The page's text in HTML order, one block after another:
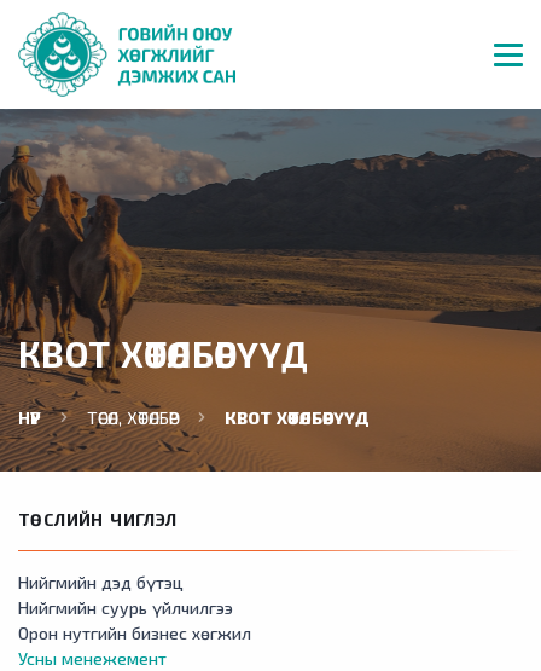
КВОТ ХӨТӨЛБӨРҮҮД
НҮҮР ТӨСӨЛ, ХӨТӨЛБӨР КВОТ ХӨТӨЛБӨРҮҮД
ТӨСЛИЙН ЧИГЛЭЛ
Нийгмийн дэд бүтэц
Нийгмийн суурь үйлчилгээ
Орон нутгийн бизнес хөгжил
Усны менежемент